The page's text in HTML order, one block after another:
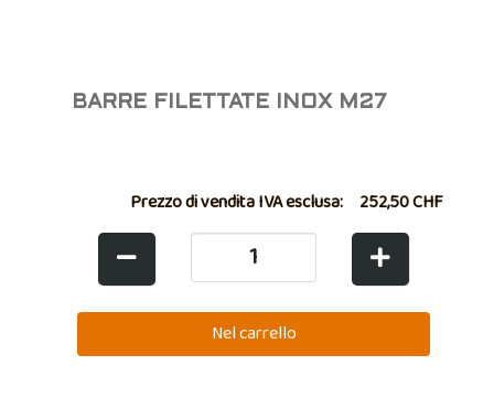
BARRE FILETTATE INOX M27
Prezzo di vendita IVA esclusa: 252,50 CHF